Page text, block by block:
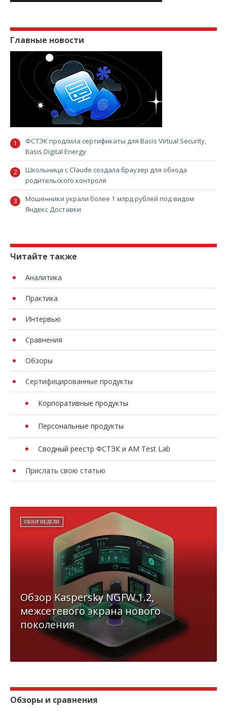
Главные новости
ФСТЭК продлила сертификаты для Basis Virtual Security,
Basis Digital Energy
Школьница с Claude создала браузер для обхода
родительского контроля
Мошенники украли более 1 млрд рублей под видом
Яндекс Доставки
Читайте также
Аналитика
Практика
Интервью
Сравнения
Обзоры
Сертифицированные продукты
Корпоративные продукты
Персональные продукты
Сводный реестр ФСТЭК и AM Test Lab
Прислать свою статью
ОБЗОР НЕДЕЛИ
Обзор Kaspersky NGFW 1.2,
межсетевого экрана нового
поколения
Обзоры и сравнения